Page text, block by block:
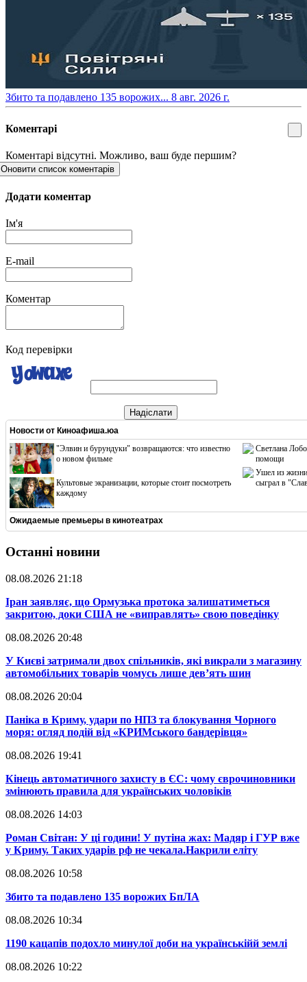
​Збито та подавлено 135 ворожих... 8 авг. 2026 г.
Коментарі
Коментарі відсутні. Можливо, ваш буде першим?
Оновити список коментарів
Додати коментар
Ім'я
E-mail
Коментар
Код перевірки
Надіслати
Новости от Киноафиша.юа
"Элвин и бурундуки" возвращаются: что известно
о новом фильме
Культовые экранизации, которые стоит посмотреть
каждому
Светлана
помощи
Ушел из жизни
сыграл в
Ожидаемые премьеры в кинотеатрах
Останні новини
08.08.2026 21:18
​Іран заявляє, що Ормузька протока залишатиметься
закритою, доки США не «виправлять» свою поведінку
08.08.2026 20:48
​У Києві затримали двох спільників, які викрали з магазину
автомобільних товарів чомусь лише дев’ять шин
08.08.2026 20:04
Паніка в Криму, удари по НПЗ та блокування Чорного
моря: огляд подій від «КРИМського бандерівця»
08.08.2026 19:41
​Кінець автоматичного захисту в ЄС: чому єврочиновники
змінюють правила для українських чоловіків
08.08.2026 14:03
​Роман Світан: У ці години! У путіна жах: Мадяр і ГУР вже
у Криму. Таких ударів рф не чекала.Накрили еліту
08.08.2026 10:58
​Збито та подавлено 135 ворожих БпЛА
08.08.2026 10:34
​1190 кацапів подохло минулої доби на українськійй землі
08.08.2026 10:22